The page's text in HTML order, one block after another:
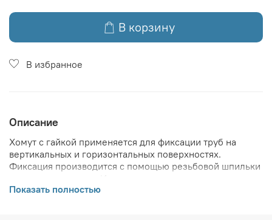
В корзину
В избранное
Описание
Хомут с гайкой применяется для фиксации труб на
вертикальных и горизонтальных поверхностях.
Фиксация производится с помощью резьбовой шпильки
для газовых линий, в холодном и горячем
Показать полностью